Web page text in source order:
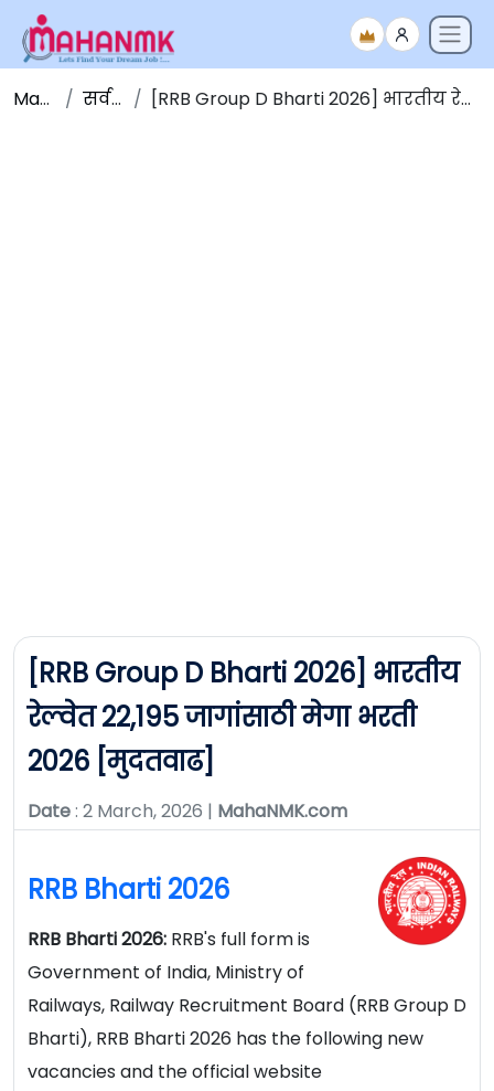
Maha NMK सर्व जाहिराती [RRB Group D Bharti 2026] भारतीय रेल्वेत 22,195 जागांसाठी मेगा भरती 2026 [मुदतवाढ]
[RRB Group D Bharti 2026] भारतीय
रेल्वेत 22,195 जागांसाठी मेगा भरती
2026 [मुदतवाढ]
Date: 2 March, 2026 | MahaNMK.com
RRB Bharti 2026
RRB Bharti 2026: RRB's full form is
Government of India, Ministry of
Railways, Railway Recruitment Board (RRB Group D
Bharti), RRB Bharti 2026 has the following new
vacancies and the official website